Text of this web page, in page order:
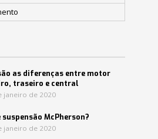
as diferenças entre motor
traseiro e central
janeiro de 2020
suspensão McPherson?
janeiro de 2020